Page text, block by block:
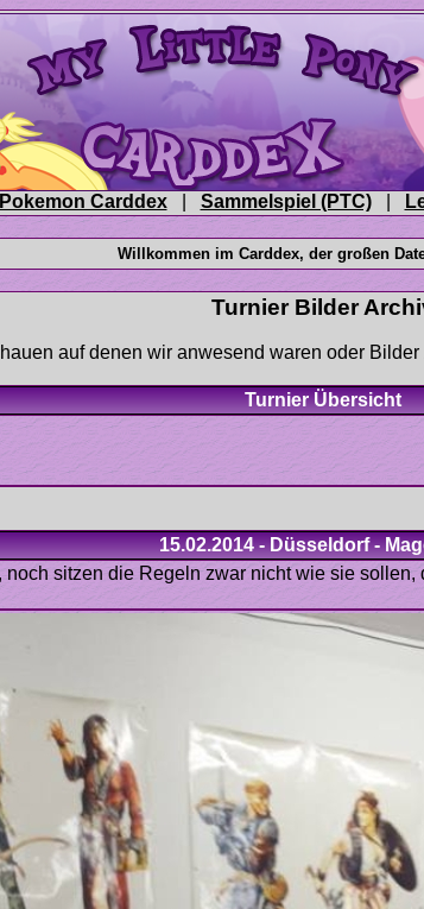
| |
auf denen wir anwesend waren oder
sitzen die Regeln zwar nicht wie sie